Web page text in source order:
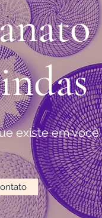
existe em você